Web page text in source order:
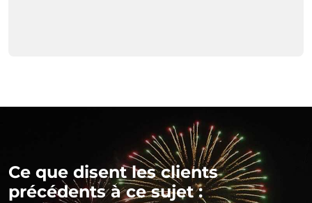
Ce que disent les clients
précédents à ce sujet :